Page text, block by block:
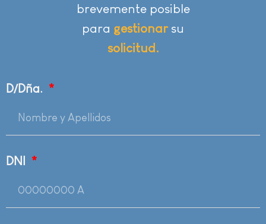
brevemente posible
para gestionar su
solicitud.
D/Dña.
DNI